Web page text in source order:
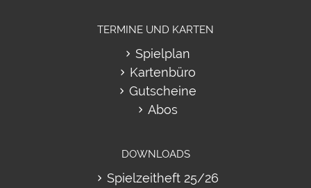
TERMINE UND KARTEN
Spielplan
Kartenbüro
Gutscheine
Abos
DOWNLOADS
Spielzeitheft 25/26